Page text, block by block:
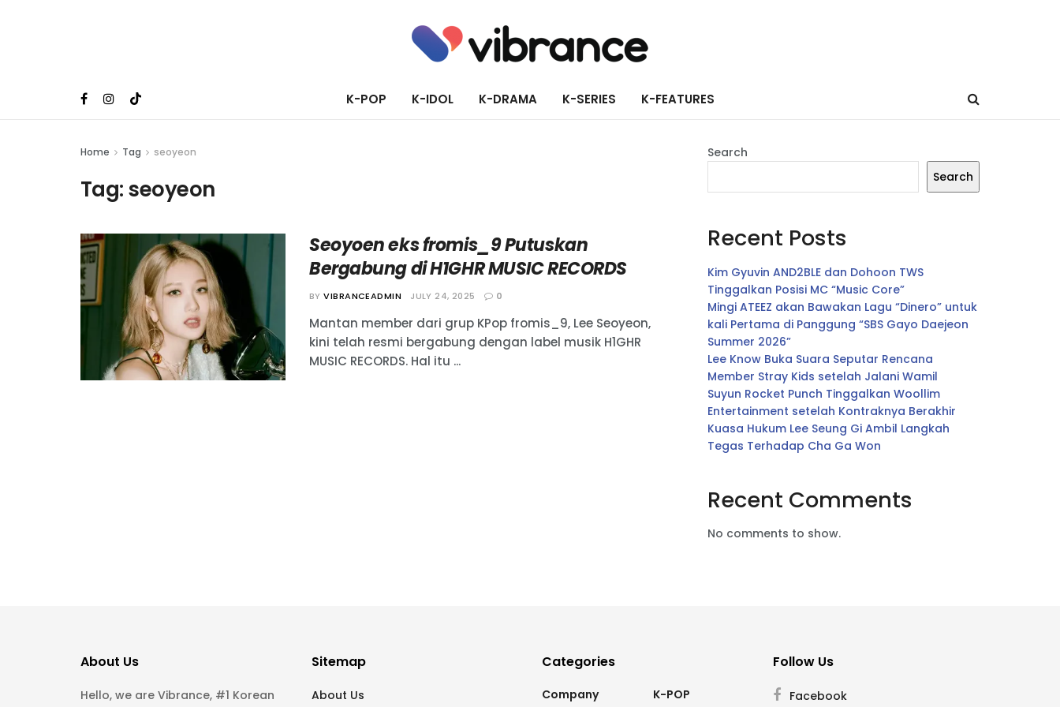
K-POP K-IDOL K-DRAMA K-SERIES K-FEATURES
Home Tag seoyeon
Tag:seoyeon
Seoyoen eks fromis_9 Putuskan
Bergabung di H1GHR MUSIC RECORDS
BY VIBRANCEADMIN JULY 24, 2025 0
Mantan member dari grup KPop fromis_9, Lee Seoyeon,
kini telah resmi bergabung dengan label musik H1GHR
MUSIC RECORDS. Hal itu ...
Search
Search
Recent Posts
Kim Gyuvin AND2BLE dan Dohoon TWS
Tinggalkan Posisi MC “Music Core”
Mingi ATEEZ akan Bawakan Lagu “Dinero” untuk
kali Pertama di Panggung “SBS Gayo Daejeon
Summer 2026”
Lee Know Buka Suara Seputar Rencana
Member Stray Kids setelah Jalani Wamil
Suyun Rocket Punch Tinggalkan Woollim
Entertainment setelah Kontraknya Berakhir
Kuasa Hukum Lee Seung Gi Ambil Langkah
Tegas Terhadap Cha Ga Won
Recent Comments
No comments to show.
About Us
Hello, we are Vibrance, #1 Korean
Sitemap
About Us
Categories
Company K-POP
Follow Us
Facebook